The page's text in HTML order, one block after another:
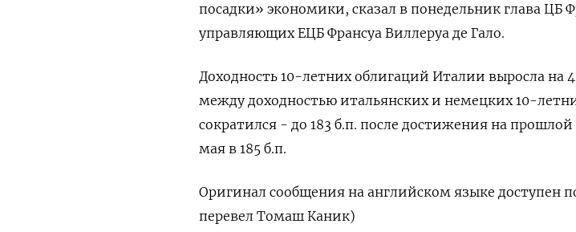
посадки» экономики, сказал в понедельник глава ЦБ
управляющих ЕЦБ Франсуа Виллеруа де Гало.
Доходность 10-летних облигаций Италии выросла на 4
между доходностью итальянских и немецких 10-
сократился - до 183 б.п. после достижения на
мая в 185 б.п.
Оригинал сообщения на английском языке доступен
перевел Томаш Каник)